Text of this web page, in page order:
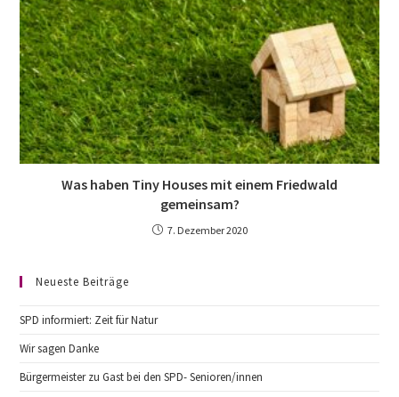
Was haben Tiny Houses mit einem Friedwald
gemeinsam?
7. Dezember 2020
Neueste Beiträge
SPD informiert: Zeit für Natur
Wir sagen Danke
Bürgermeister zu Gast bei den SPD- Senioren/innen